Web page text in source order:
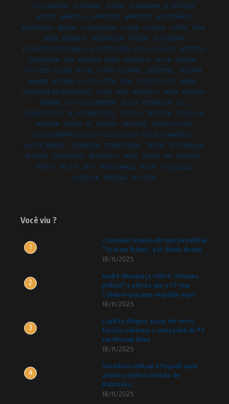
8 DE JANEIRO ACADEMIA AFFAIR
ALEXANDRE DE MORAES
ANISTIA
ANÁPOLIS APARECIDA BARROSO
BOLSONARO
BOMBEIROS
BRASIL CHARLIE KIRK CLIMA COMIDA COP30
CPMI
CRISE
CÂMARA DIPLOMACIA DIREITA
ECONOMIA
EDUARDO BOLSONARO
ELEIÇÕES 2026 ELISA DA SAÚDE
ESPORTE
ESQUERDA
EUA FAIXA DE GAZA FAMOSOS FELCA
FESTIVAL
FRAUDES
GOIAS GOIÁS GOIÁS GOIÂNIA GOVERNO
GUERRA
HAMAS
HOMEM HUGO MOTTA INSS INVESTIGAÇÃO
ISRAEL
LIBERDADE DE EXPRESSÃO
LOOK LULA MADURO MILEI
MORAES
MORRE
NIKOLAS FERREIRA NOVO OPERAÇÃO
PCC
PERSEGUIÇÃO
PL POLARIZAÇÃO POLITICA POLITÍCA
POLÊMICA
POLÍTICA
PRESO PT RECEITA RECEITAS
REDES SOCIAIS
REGULAMENTAÇÃO DAS REDES SOCIAIS
RELACIONAMENTO
RIO DE JANEIRO
ROMANCE ROMEU ZEMA SAÚDE
SEGURANÇA
SENADO
SEPARAÇÃO SERTANEJO SEXO SHOW STF
TARCÍSIO
TEATRO
TRUMP UFG UNIÃO BRASIL VAGAS
VENEZUELA
VIOLÊNCIA
VIRGINIA ZE FELIPE
Você viu ?
1
Chanceler alemão diz que jornalistas
“ficaram felizes” por deixar Belém
18/11/2025
2
André Mendonça critica “ativismo
judicial” e afirma que STF tem
criado regras sem respaldo legal
18/11/2025
3
Capitão Wagner acusa elo entre
facção criminosa e campanha do PT
em Morada Nova
18/11/2025
4
Senadores visitam a Papuda para
avaliar possível custódia de
Bolsonaro
18/11/2025